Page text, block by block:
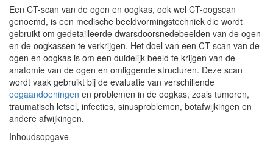
Social
media
Een CT-scan van de ogen en oogkas, ook wel CT-oogscan
genoemd, is een medische beeldvormingstechniek die wordt
gebruikt om gedetailleerde dwarsdoorsnedebeelden van de ogen
en de oogkassen te verkrijgen. Het doel van een CT-scan van de
ogen en oogkas is om een duidelijk beeld te krijgen van de
anatomie van de ogen en omliggende structuren. Deze scan
wordt vaak gebruikt bij de evaluatie van verschillende
oogaandoeningen en problemen in de oogkas, zoals tumoren,
traumatisch letsel, infecties, sinusproblemen, botafwijkingen en
andere afwijkingen.
Inhoudsopgave